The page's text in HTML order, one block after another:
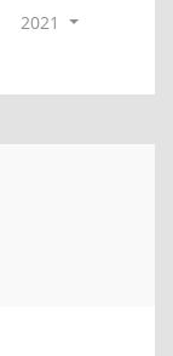
2021